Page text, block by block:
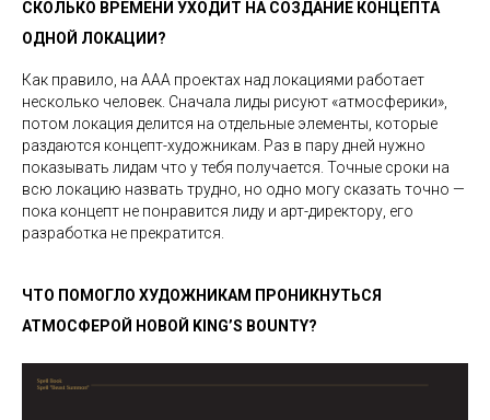
СКОЛЬКО ВРЕМЕНИ УХОДИТ НА СОЗДАНИЕ КОНЦЕПТА
ОДНОЙ ЛОКАЦИИ?
Как правило, на ААА проектах над локациями работает
несколько человек. Сначала лиды рисуют «атмосферики»,
потом локация делится на отдельные элементы, которые
раздаются концепт-художникам. Раз в пару дней нужно
показывать лидам что у тебя получается. Точные сроки на
всю локацию назвать трудно, но одно могу сказать точно —
пока концепт не понравится лиду и арт-директору, его
разработка не прекратится.
ЧТО ПОМОГЛО ХУДОЖНИКАМ ПРОНИКНУТЬСЯ
АТМОСФЕРОЙ НОВОЙ KING’S BOUNTY?